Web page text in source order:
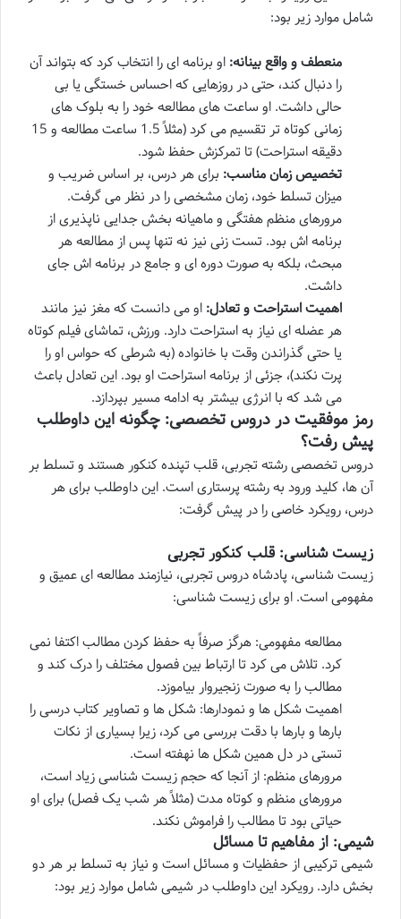
شامل موارد زیر بود:
منعطف و واقع بینانه: او برنامه ای را انتخاب کرد که بتواند آن
را دنبال کند، حتی در روزهایی که احساس خستگی یا بی
حالی داشت. او ساعت های مطالعه خود را به بلوک های
زمانی کوتاه تر تقسیم می کرد (مثلاً 1.5 ساعت مطالعه و 15
دقیقه استراحت) تا تمرکزش حفظ شود.
تخصیص زمان مناسب: برای هر درس، بر اساس ضریب و
میزان تسلط خود، زمان مشخصی را در نظر می گرفت.
مرورهای منظم هفتگی و ماهیانه بخش جدایی ناپذیری از
برنامه اش بود. تست زنی نیز نه تنها پس از مطالعه هر
مبحث، بلکه به صورت دوره ای و جامع در برنامه اش جای
داشت.
اهمیت استراحت و تعادل: او می دانست که مغز نیز مانند
هر عضله ای نیاز به استراحت دارد. ورزش، تماشای فیلم کوتاه
یا حتی گذراندن وقت با خانواده (به شرطی که حواس او را
پرت نکند)، جزئی از برنامه استراحت او بود. این تعادل باعث
می شد که با انرژی بیشتر به ادامه مسیر بپردازد.
رمز موفقیت در دروس تخصصی: چگونه این داوطلب
پیش رفت؟
دروس تخصصی رشته تجربی، قلب تپنده کنکور هستند و تسلط بر
آن ها، کلید ورود به رشته پرستاری است. این داوطلب برای هر
درس، رویکرد خاصی را در پیش گرفت:
زیست شناسی: قلب کنکور تجربی
زیست شناسی، پادشاه دروس تجربی، نیازمند مطالعه ای عمیق و
مفهومی است. او برای زیست شناسی:
مطالعه مفهومی: هرگز صرفاً به حفظ کردن مطالب اکتفا نمی
کرد. تلاش می کرد تا ارتباط بین فصول مختلف را درک کند و
مطالب را به صورت زنجیروار بیاموزد.
اهمیت شکل ها و نمودارها: شکل ها و تصاویر کتاب درسی را
بارها و بارها با دقت بررسی می کرد، زیرا بسیاری از نکات
تستی در دل همین شکل ها نهفته است.
مرورهای منظم: از آنجا که حجم زیست شناسی زیاد است،
مرورهای منظم و کوتاه مدت (مثلاً هر شب یک فصل) برای او
حیاتی بود تا مطالب را فراموش نکند.
شیمی: از مفاهیم تا مسائل
شیمی ترکیبی از حفظیات و مسائل است و نیاز به تسلط بر هر دو
بخش دارد. رویکرد این داوطلب در شیمی شامل موارد زیر بود: